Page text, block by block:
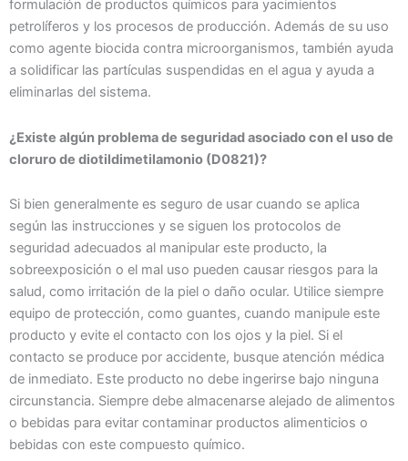
formulación de productos químicos para yacimientos
petrolíferos y los procesos de producción. Además de su uso
como agente biocida contra microorganismos, también ayuda
a solidificar las partículas suspendidas en el agua y ayuda a
eliminarlas del sistema.
¿Existe algún problema de seguridad asociado con el uso de
cloruro de diotildimetilamonio (D0821)?
Si bien generalmente es seguro de usar cuando se aplica
según las instrucciones y se siguen los protocolos de
seguridad adecuados al manipular este producto, la
sobreexposición o el mal uso pueden causar riesgos para la
salud, como irritación de la piel o daño ocular. Utilice siempre
equipo de protección, como guantes, cuando manipule este
producto y evite el contacto con los ojos y la piel. Si el
contacto se produce por accidente, busque atención médica
de inmediato. Este producto no debe ingerirse bajo ninguna
circunstancia. Siempre debe almacenarse alejado de alimentos
o bebidas para evitar contaminar productos alimenticios o
bebidas con este compuesto químico.